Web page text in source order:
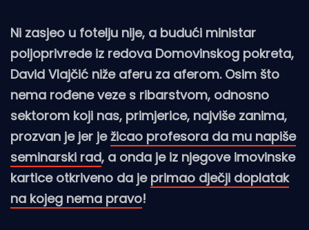
Ni zasjeo u fotelju nije, a budući ministar
poljoprivrede iz redova Domovinskog pokreta,
David Vlajčić niže aferu za aferom. Osim što
nema rođene veze s ribarstvom, odnosno
sektorom koji nas, primjerice, najviše zanima,
prozvan je jer ježicao profesora da mu napiše
seminarski rad, a onda je iz njegove imovinske
kartice otkriveno da je primao dječji doplatak
na kojeg nema pravo!